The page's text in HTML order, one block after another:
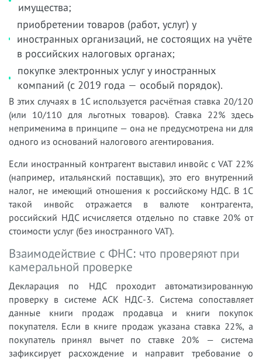
имущества;
приобретении товаров (работ, услуг) у
иностранных организаций, не состоящих на учёте
в российских налоговых органах;
покупке электронных услуг у иностранных
компаний (с 2019 года — особый порядок).
В этих случаях в 1С используется расчётная ставка 20/120
(или 10/110 для льготных товаров). Ставка 22% здесь
неприменима в принципе — она не предусмотрена ни для
одного из оснований налогового агентирования.
Если иностранный контрагент выставил инвойс с VAT 22%
(например, итальянский поставщик), это его внутренний
налог, не имеющий отношения к российскому НДС. В 1С
такой инвойс отражается в валюте контрагента,
российский НДС исчисляется отдельно по ставке 20% от
стоимости услуг (без иностранного VAT).
Взаимодействие с ФНС: что проверяют при
камеральной проверке
Декларация по НДС проходит автоматизированную
проверку в системе АСК НДС-3. Система сопоставляет
данные книги продаж продавца и книги покупок
покупателя. Если в книге продаж указана ставка 22%, а
покупатель принял вычет по ставке 20% — система
зафиксирует расхождение и направит требование о